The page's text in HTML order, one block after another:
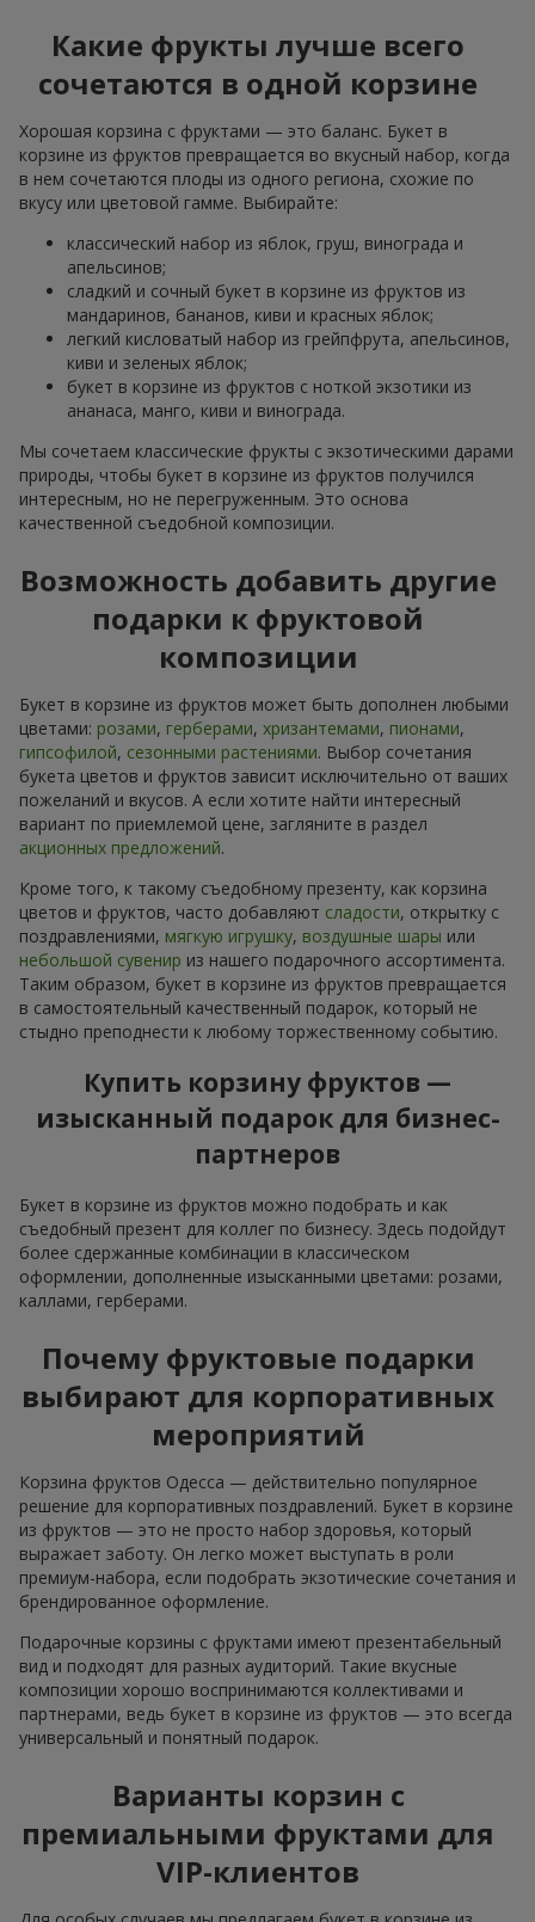
Какие фрукты лучше всего
сочетаются в одной корзине
Хорошая корзина с фруктами — это баланс. Букет в
корзине из фруктов превращается во вкусный набор, когда
в нем сочетаются плоды из одного региона, схожие по
вкусу или цветовой гамме. Выбирайте:
классический набор из яблок, груш, винограда и
апельсинов;
сладкий и сочный букет в корзине из фруктов из
мандаринов, бананов, киви и красных яблок;
легкий кисловатый набор из грейпфрута, апельсинов,
киви и зеленых яблок;
букет в корзине из фруктов с ноткой экзотики из
ананаса, манго, киви и винограда.
Мы сочетаем классические фрукты с экзотическими дарами
природы, чтобы букет в корзине из фруктов получился
интересным, но не перегруженным. Это основа
качественной съедобной композиции.
Возможность добавить другие
подарки к фруктовой
композиции
Букет в корзине из фруктов может быть дополнен любыми
цветами: розами, герберами, хризантемами, пионами,
гипсофилой, сезонными растениями. Выбор сочетания
букета цветов и фруктов зависит исключительно от ваших
пожеланий и вкусов. А если хотите найти интересный
вариант по приемлемой цене, загляните в раздел
акционных предложений.
Кроме того, к такому съедобному презенту, как корзина
цветов и фруктов, часто добавляют сладости, открытку с
поздравлениями, мягкую игрушку, воздушные шары или
небольшой сувенир из нашего подарочного ассортимента.
Таким образом, букет в корзине из фруктов превращается
в самостоятельный качественный подарок, который не
стыдно преподнести к любому торжественному событию.
Купить корзину фруктов —
изысканный подарок для бизнес-
партнеров
Букет в корзине из фруктов можно подобрать и как
съедобный презент для коллег по бизнесу. Здесь подойдут
более сдержанные комбинации в классическом
оформлении, дополненные изысканными цветами: розами,
каллами, герберами.
Почему фруктовые подарки
выбирают для корпоративных
мероприятий
Корзина фруктов Одесса — действительно популярное
решение для корпоративных поздравлений. Букет в корзине
из фруктов — это не просто набор здоровья, который
выражает заботу. Он легко может выступать в роли
премиум-набора, если подобрать экзотические сочетания и
брендированное оформление.
Подарочные корзины с фруктами имеют презентабельный
вид и подходят для разных аудиторий. Такие вкусные
композиции хорошо воспринимаются коллективами и
партнерами, ведь букет в корзине из фруктов — это всегда
универсальный и понятный подарок.
Варианты корзин с
премиальными фруктами для
VIP-клиентов